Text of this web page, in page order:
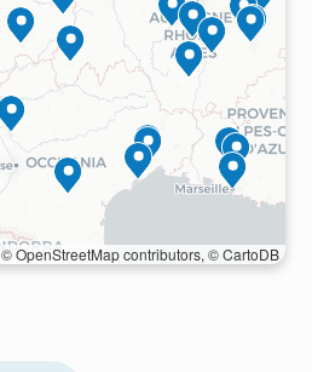
© OpenStreetMap contributors, © CartoDB